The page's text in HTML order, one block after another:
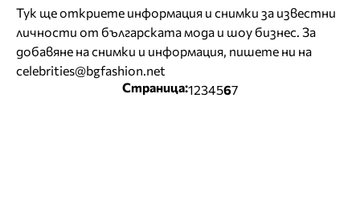
Тук ще откриете информация и снимки за известни
личности от българската мода и шоу бизнес. За
добавяне на снимки и информация, пишете ни на
celebrities@bgfashion.net
Страница:1234567